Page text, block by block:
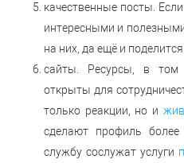
качественные посты.
интересными и
на них, да ещё и
сайты. Ресурсы, в том
открыты для
только реакции, но и
сделают профиль
службу сослужат услуги